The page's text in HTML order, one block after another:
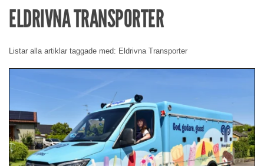
ELDRIVNA TRANSPORTER
Listar alla artiklar taggade med: Eldrivna Transporter